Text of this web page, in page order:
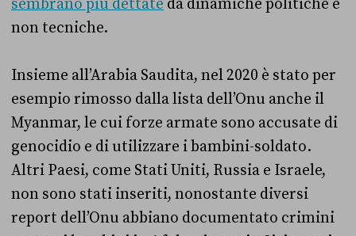
sembrano più dettate da dinamiche politiche e
non tecniche.
Insieme all’Arabia Saudita, nel 2020 è stato per
esempio rimosso dalla lista dell’Onu anche il
Myanmar, le cui forze armate sono accusate di
genocidio e di utilizzare i bambini-soldato.
Altri Paesi, come Stati Uniti, Russia e Israele,
non sono stati inseriti, nonostante diversi
report dell’Onu abbiano documentato crimini